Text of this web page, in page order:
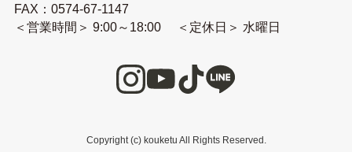
FAX：0574-67-1147
＜営業時間＞ 9:00～18:00 ＜定休日＞ 水曜日
Copyright (c) kouketu All Rights Reserved.